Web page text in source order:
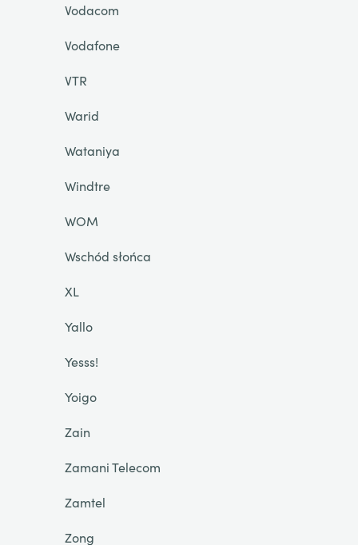
Vodacom
Vodafone
VTR
Warid
Wataniya
Windtre
WOM
Wschód słońca
XL
Yallo
Yesss!
Yoigo
Zain
Zamani Telecom
Zamtel
Zong